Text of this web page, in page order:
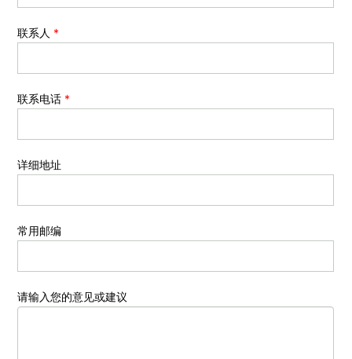
联系人 *
联系电话 *
详细地址
常用邮编
请输入您的意见或建议